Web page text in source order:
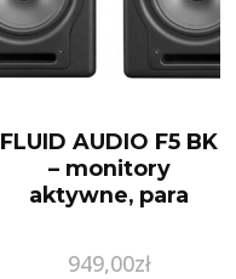
FLUID AUDIO F5 BK
– monitory
aktywne, para
949,00zł